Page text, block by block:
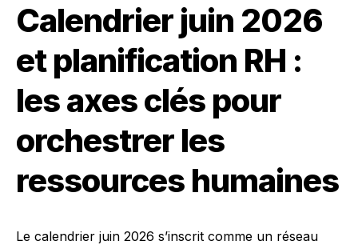
Calendrier juin 2026
et planification RH :
les axes clés pour
orchestrer les
ressources humaines
Le calendrier juin 2026 s’inscrit comme un réseau